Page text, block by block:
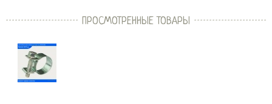
ПРОСМОТРЕННЫЕ ТОВАРЫ